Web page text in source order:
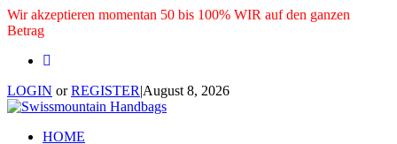
Wir akzeptieren momentan 50 bis 100% WIR auf den ganzen
Betrag
LOGIN orREGISTER|August 8, 2026
HOME